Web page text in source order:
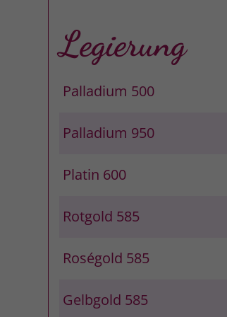
Legierung
Palladium 500
Palladium 950
Platin 600
Rotgold 585
Roségold 585
Gelbgold 585